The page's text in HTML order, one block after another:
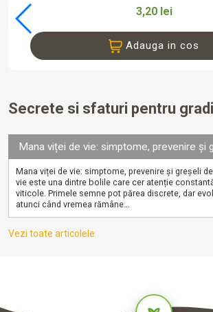
3,20 lei
Adauga in cos
Secrete si sfaturi pentru
Mana viței de vie: simptome, prevenire și
Mana viței de vie: simptome, prevenire și greșeli
vie este una dintre bolile care cer atenție
viticole. Primele semne pot părea discrete, dar
atunci când vremea rămâne...
Vezi toate articolele